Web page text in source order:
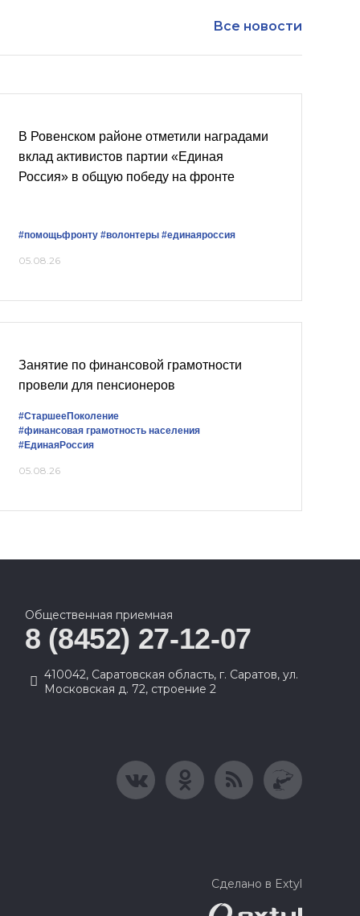
Все новости
В Ровенском районе отметили наградами
вклад активистов партии «Единая
Россия» в общую победу на фронте
#помощьфронту #волонтеры #единаяроссия
05.08.26
Занятие по финансовой грамотности
провели для пенсионеров
#СтаршееПоколение
#финансовая грамотность населения
#ЕдинаяРоссия
05.08.26
Общественная приемная
8 (8452) 27-12-07
410042, Саратовская область, г. Саратов, ул.
Московская д. 72, строение 2
Сделано в Extyl